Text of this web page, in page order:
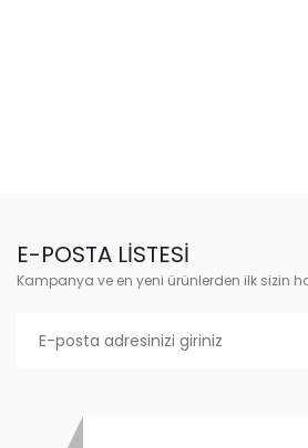
E-POSTA LİSTESİ
Kampanya ve en yeni ürünlerden ilk sizin